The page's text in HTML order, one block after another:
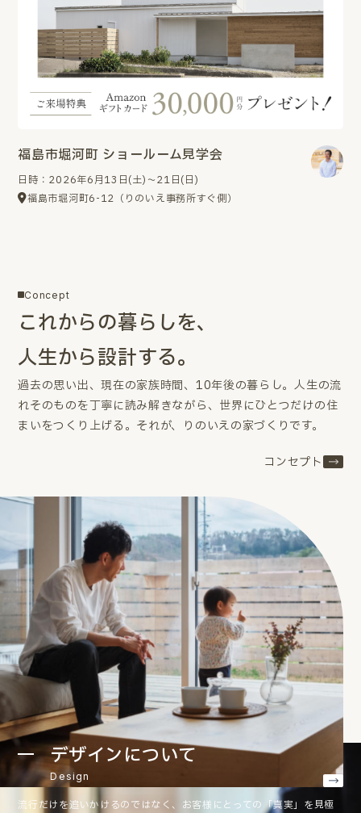
福島市堀河町 ショールーム見学会
日時：2026年6月13日(土)～21日(日)
福島市堀河町6-12（りのいえ事務所すぐ側）
Concept
これからの暮らしを、
人生から設計する。
過去の思い出、現在の家族時間、10年後の暮らし。人生の流
れそのものを丁寧に読み解きながら、世界にひとつだけの住
まいをつくり上げる。 それが、りのいえの家づくりです。
コンセプト
デザインについて
Design
流行だけを追いかけるのではなく、お客様にとっての「真実」を見極